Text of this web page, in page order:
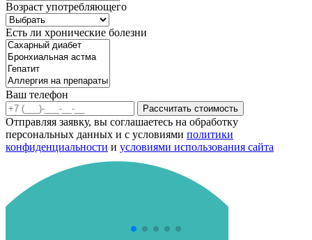
Возраст употребляющего
Есть ли хронические болезни
Ваш телефон
Рассчитать стоимость
Отправляя заявку, вы соглашаетесь на обработку
персональных данных и с условиями политики
конфиденциальности и условиями использования сайта